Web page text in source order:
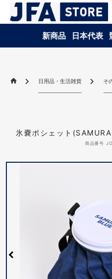
新商品 日本代表
日用品・生活雑貨 そ
氷嚢ポシェット
商品番号